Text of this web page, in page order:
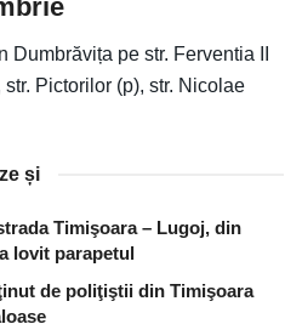
Dumbrăvița pe str. Ferventia II
Pictorilor (p), str. Nicolae
și
Timişoara – Lugoj, din
lovit parapetul
de poliţiştii din Timişoara